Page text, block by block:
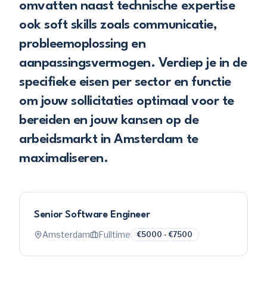
omvatten naast technische expertise
ook soft skills zoals communicatie,
probleemoplossing en
aanpassingsvermogen. Verdiep je in de
specifieke eisen per sector en functie
om jouw sollicitaties optimaal voor te
bereiden en jouw kansen op de
arbeidsmarkt in Amsterdam te
maximaliseren.
Senior Software Engineer
Amsterdam
Fulltime €5000 - €7500